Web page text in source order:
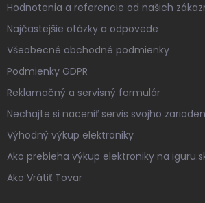
Hodnotenia a referencie od našich
Najčastejšie otázky a odpovede
Všeobecné obchodné podmienky
Podmienky GDPR
Reklamačný a servisný formulár
Nechajte si naceniť servis svojho
Výhodný výkup elektroniky
Ako prebieha výkup elektroniky na
Ako Vrátiť Tovar